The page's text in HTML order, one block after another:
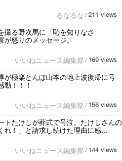
るなるな / 211 views
撮る野次馬に「恥を知りなさ
怒りのメッセージ。
いいねニュース編集部 / 169 views
が極楽とんぼ山本の地上波復帰に号
動！！！
いいねニュース編集部 / 156 views
トたけしが葬式で号泣。たけしさんの
れ！」と請求し続けた理由に感...
いいねニュース編集部 / 144 views